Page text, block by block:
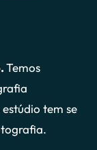
Temos
tem se